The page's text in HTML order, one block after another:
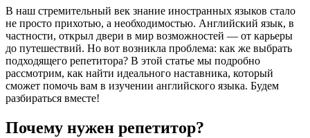
В наш стремительный век знание иностранных языков стало
не просто прихотью, а необходимостью. Английский язык, в
частности, открыл двери в мир возможностей — от карьеры
до путешествий. Но вот возникла проблема: как же выбрать
подходящего репетитора? В этой статье мы подробно
рассмотрим, как найти идеального наставника, который
сможет помочь вам в изучении английского языка. Будем
разбираться вместе!
Почему нужен репетитор?